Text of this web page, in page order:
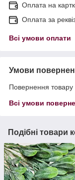
Оплата на
Оплата за
Всі умови оплати
Умови
Повернення товару
Всі умови
Подібні товари